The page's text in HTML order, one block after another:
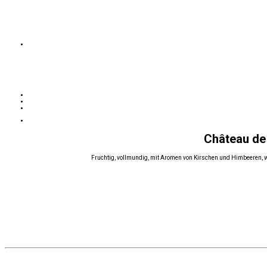
Château
Fruchtig, vollmundig, mit Aromen von Kirschen und